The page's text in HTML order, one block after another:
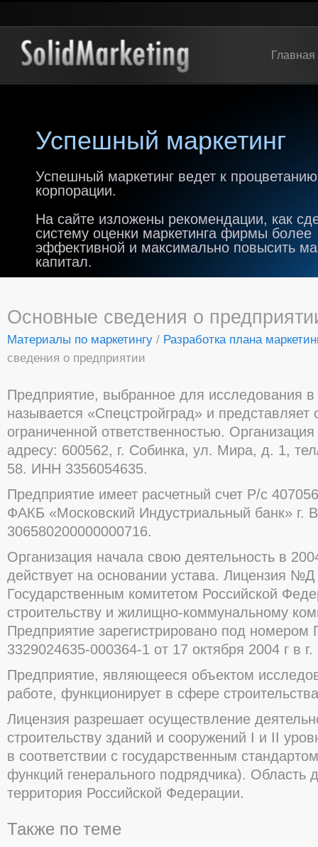
Главная
Успешный маркетинг
Успешный маркетинг ведет к процветанию
корпорации.
На сайте изложены рекомендации, как
систему оценки маркетинга фирмы более
эффективной и максимально повысить
капитал.
Основные сведения о
Материалы по маркетингу / Разработка плана
сведения о предприятии
Предприятие, выбранное для исследования в
называется «Спецстройград» и представляет
ограниченной ответственностью.
адресу: 600562, г. Собинка, ул. Мира, д. 1,
58. ИНН 3356054635.
Предприятие имеет расчетный счет Р/с
ФАКБ «Московский Индустриальный банк» г.
306580200000000716.
Организация начала свою деятельность в
действует на основании устава. Лицензия
Государственным комитетом Российской
строительству и жилищно-коммунальному
Предприятие зарегистрировано под номером
3329024635-000364-1 от 17 октября 2004 г в
Предприятие, являющееся объектом
работе, функционирует в сфере
Лицензия разрешает осуществление
строительству зданий и сооружений I и II
в соответствии с государственным
функций генерального подрядчика). Область
территория Российской Федерации.
Также по теме